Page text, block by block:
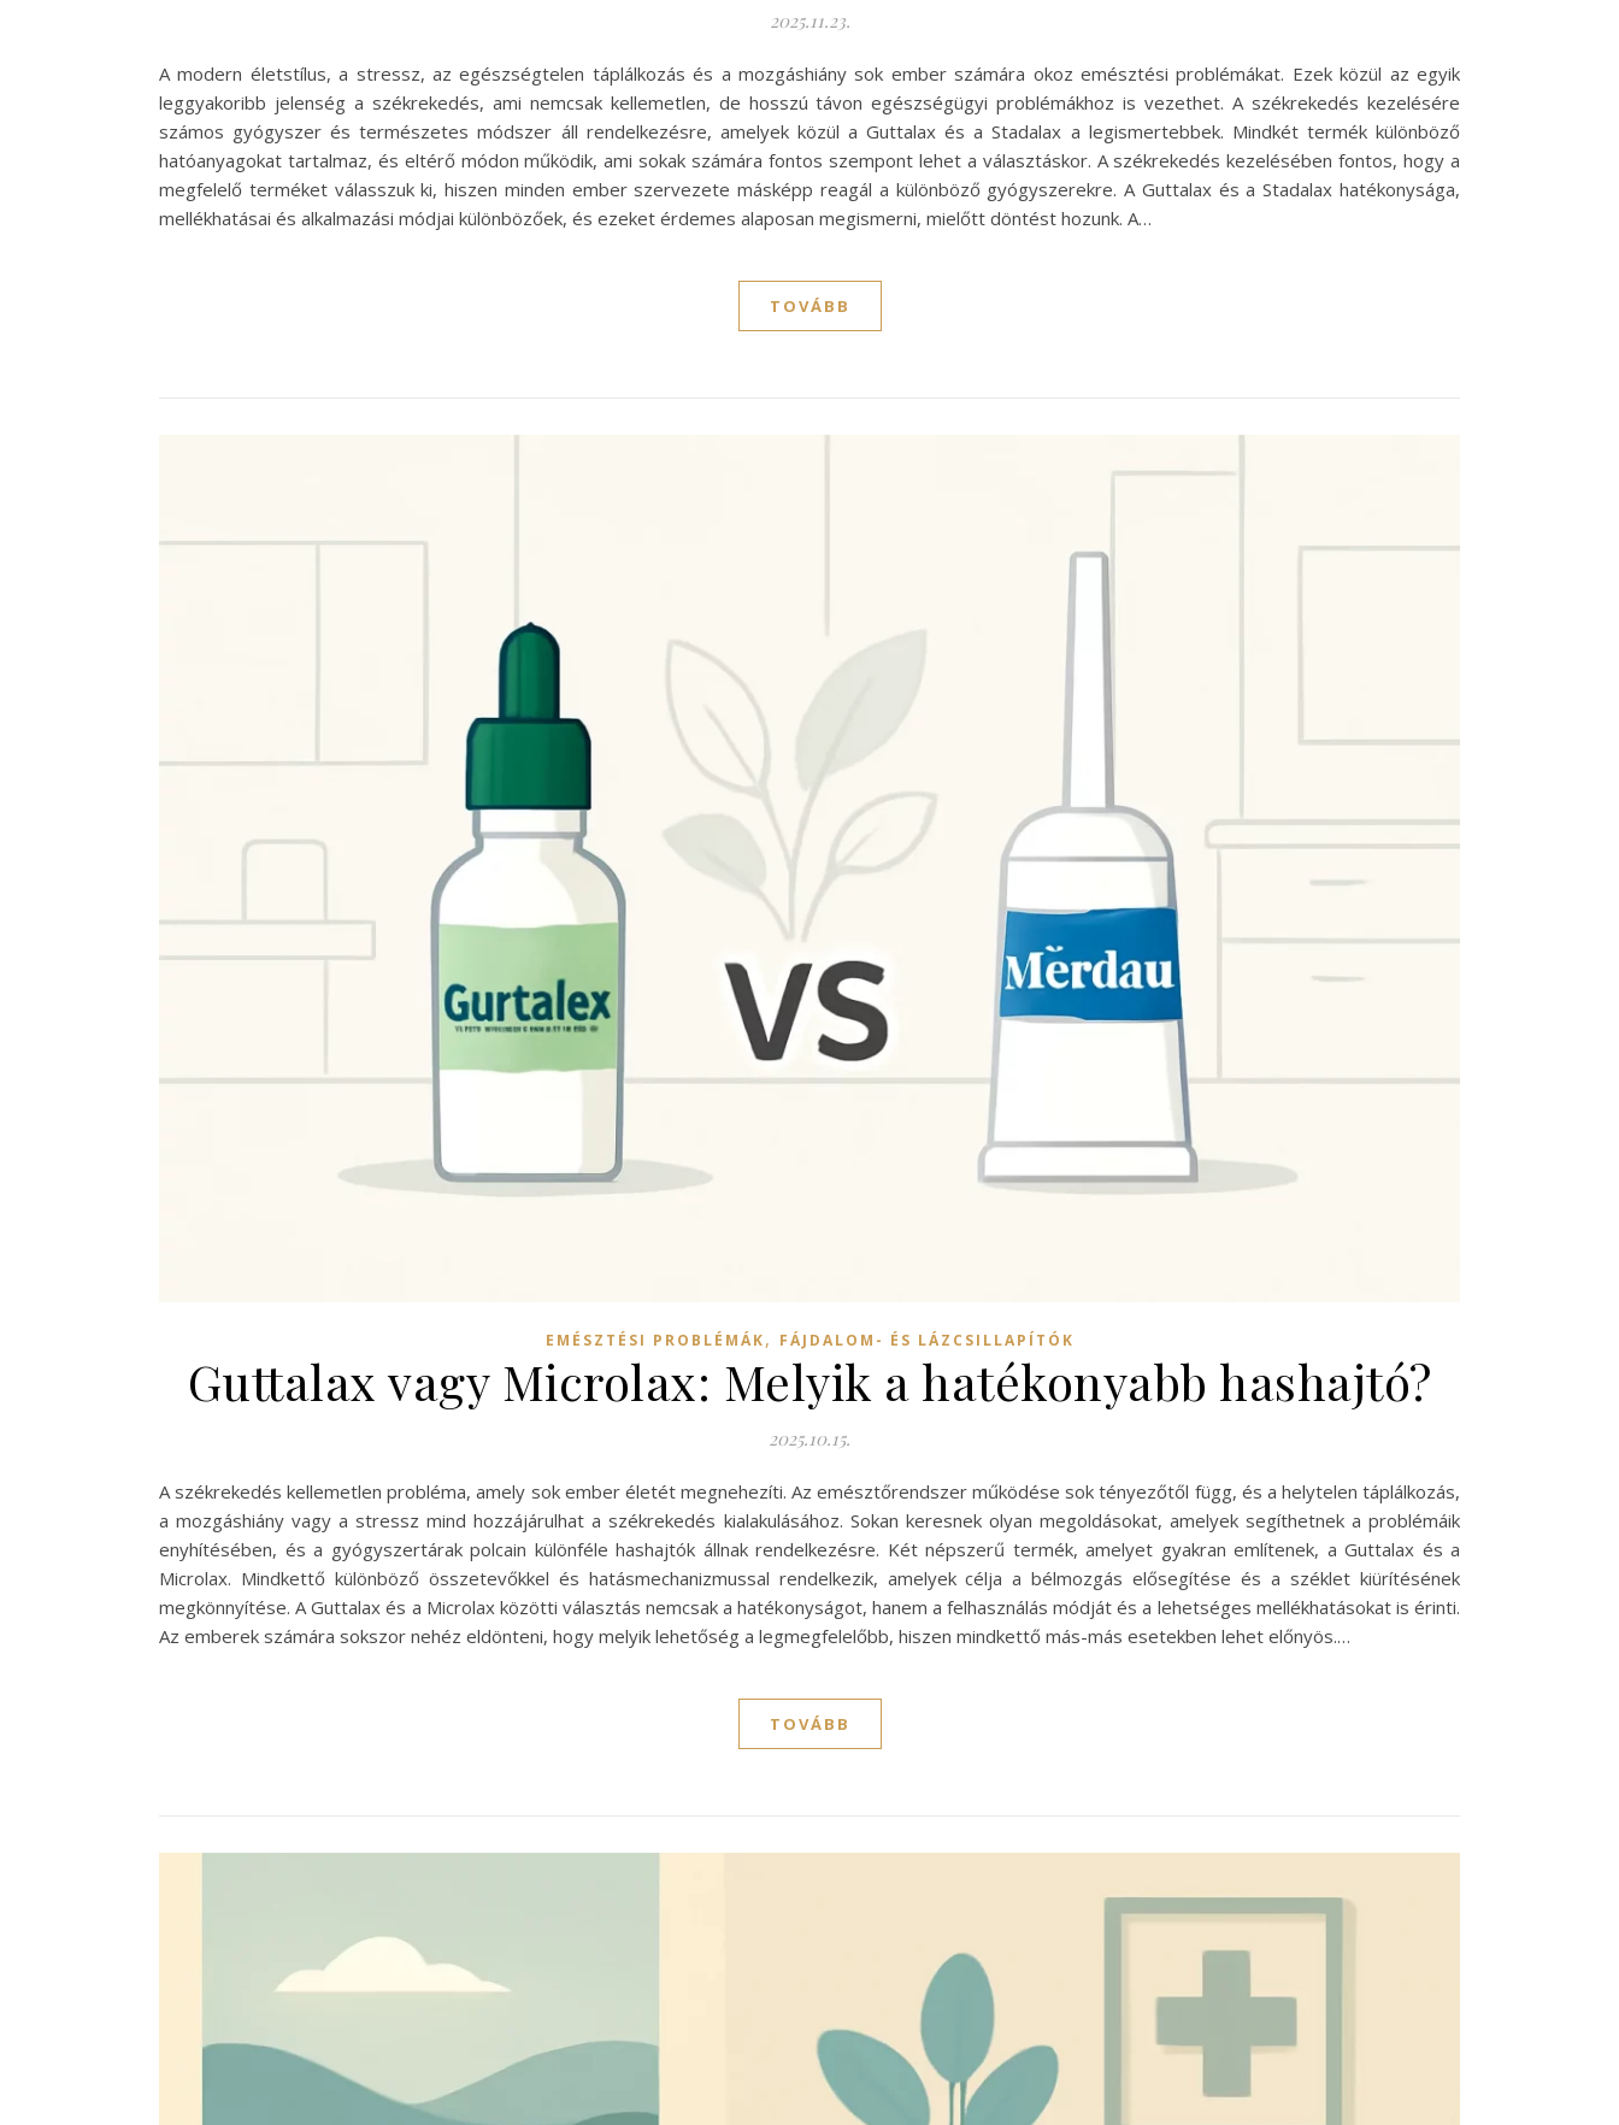
2025.11.23.
A modern életstílus, a stressz, az egészségtelen táplálkozás és a mozgáshiány sok ember számára okoz emésztési problémákat. Ezek közül az egyik
leggyakoribb jelenség a székrekedés, ami nemcsak kellemetlen, de hosszú távon egészségügyi problémákhoz is vezethet. A székrekedés kezelésére
számos gyógyszer és természetes módszer áll rendelkezésre, amelyek közül a Guttalax és a Stadalax a legismertebbek. Mindkét termék különböző
hatóanyagokat tartalmaz, és eltérő módon működik, ami sokak számára fontos szempont lehet a választáskor. A székrekedés kezelésében fontos, hogy a
megfelelő terméket válasszuk ki, hiszen minden ember szervezete másképp reagál a különböző gyógyszerekre. A Guttalax és a Stadalax hatékonysága,
mellékhatásai és alkalmazási módjai különbözőek, és ezeket érdemes alaposan megismerni, mielőtt döntést hozunk. A…
TOVÁBB
EMÉSZTÉSI PROBLÉMÁK, FÁJDALOM- ÉS LÁZCSILLAPÍTÓK
Guttalax vagy Microlax: Melyik a hatékonyabb hashajtó?
2025.10.15.
A székrekedés kellemetlen probléma, amely sok ember életét megnehezíti. Az emésztőrendszer működése sok tényezőtől függ, és a helytelen táplálkozás,
a mozgáshiány vagy a stressz mind hozzájárulhat a székrekedés kialakulásához. Sokan keresnek olyan megoldásokat, amelyek segíthetnek a problémáik
enyhítésében, és a gyógyszertárak polcain különféle hashajtók állnak rendelkezésre. Két népszerű termék, amelyet gyakran említenek, a Guttalax és a
Microlax. Mindkettő különböző összetevőkkel és hatásmechanizmussal rendelkezik, amelyek célja a bélmozgás elősegítése és a széklet kiürítésének
megkönnyítése. A Guttalax és a Microlax közötti választás nemcsak a hatékonyságot, hanem a felhasználás módját és a lehetséges mellékhatásokat is érinti.
Az emberek számára sokszor nehéz eldönteni, hogy melyik lehetőség a legmegfelelőbb, hiszen mindkettő más-más esetekben lehet előnyös.…
TOVÁBB